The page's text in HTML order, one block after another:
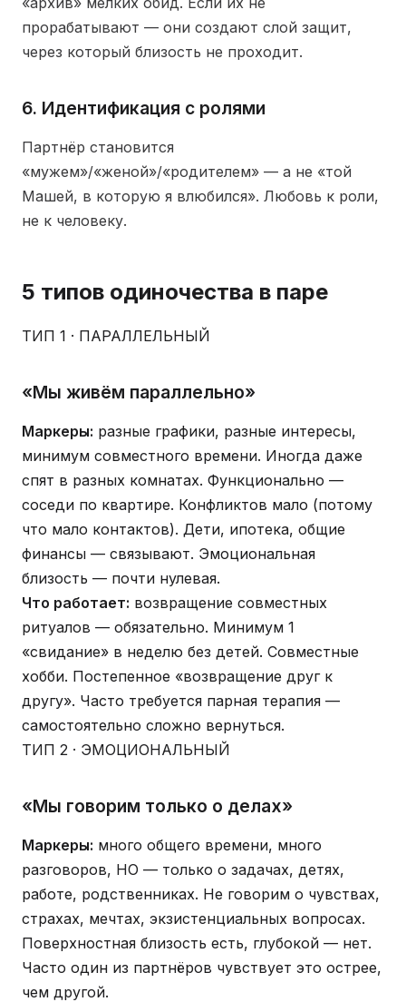
прорабатывают — они создают слой защит,
через который близость не проходит.
6. Идентификация с ролями
Партнёр становится
«мужем»/«женой»/«родителем» — а не «той
Машей, в которую я влюбился». Любовь к роли,
не к человеку.
5 типов одиночества в паре
ТИП 1 · ПАРАЛЛЕЛЬНЫЙ
«Мы живём параллельно»
Маркеры: разные графики, разные интересы,
минимум совместного времени. Иногда даже
спят в разных комнатах. Функционально —
соседи по квартире. Конфликтов мало (потому
что мало контактов). Дети, ипотека, общие
финансы — связывают. Эмоциональная
близость — почти нулевая.
Что работает: возвращение совместных
ритуалов — обязательно. Минимум 1
«свидание» в неделю без детей. Совместные
хобби. Постепенное «возвращение друг к
другу». Часто требуется парная терапия —
самостоятельно сложно вернуться.
ТИП 2 · ЭМОЦИОНАЛЬНЫЙ
«Мы говорим только о делах»
Маркеры: много общего времени, много
разговоров, НО — только о задачах, детях,
работе, родственниках. Не говорим о чувствах,
страхах, мечтах, экзистенциальных вопросах.
Поверхностная близость есть, глубокой — нет.
Часто один из партнёров чувствует это острее,
чем другой.